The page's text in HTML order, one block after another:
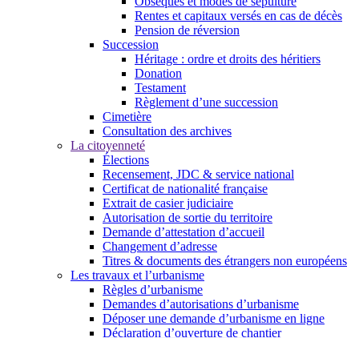
Rentes et capitaux versés en cas de décès
Pension de réversion
Succession
Héritage : ordre et droits des héritiers
Donation
Testament
Règlement d’une succession
Cimetière
Consultation des archives
La citoyenneté
Élections
Recensement, JDC & service national
Certificat de nationalité française
Extrait de casier judiciaire
Autorisation de sortie du territoire
Demande d’attestation d’accueil
Changement d’adresse
Titres & documents des étrangers non européens
Les travaux et l’urbanisme
Règles d’urbanisme
Demandes d’autorisations d’urbanisme
Déposer une demande d’urbanisme en ligne
Déclaration d’ouverture de chantier